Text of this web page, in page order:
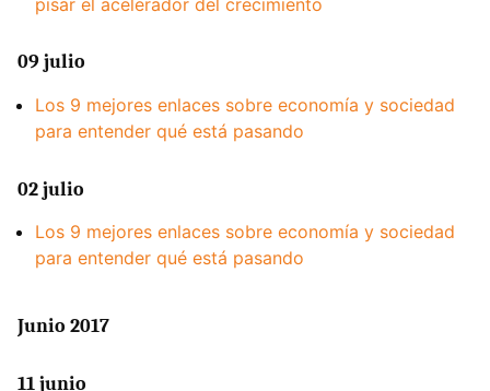
09 julio
Los 9 mejores enlaces sobre economía y sociedad
para entender qué está pasando
02 julio
Los 9 mejores enlaces sobre economía y sociedad
para entender qué está pasando
Junio 2017
11 junio